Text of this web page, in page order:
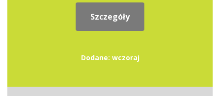
Szczegóły
Dodane: wczoraj